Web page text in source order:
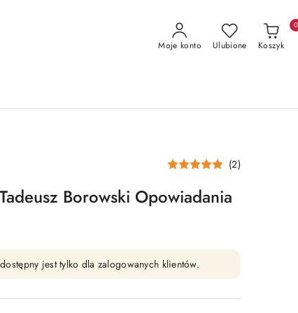
Moje konto Ulubione Koszyk
0
(2)
Borowski Opowiadania
jest tylko dla zalogowanych klientów.